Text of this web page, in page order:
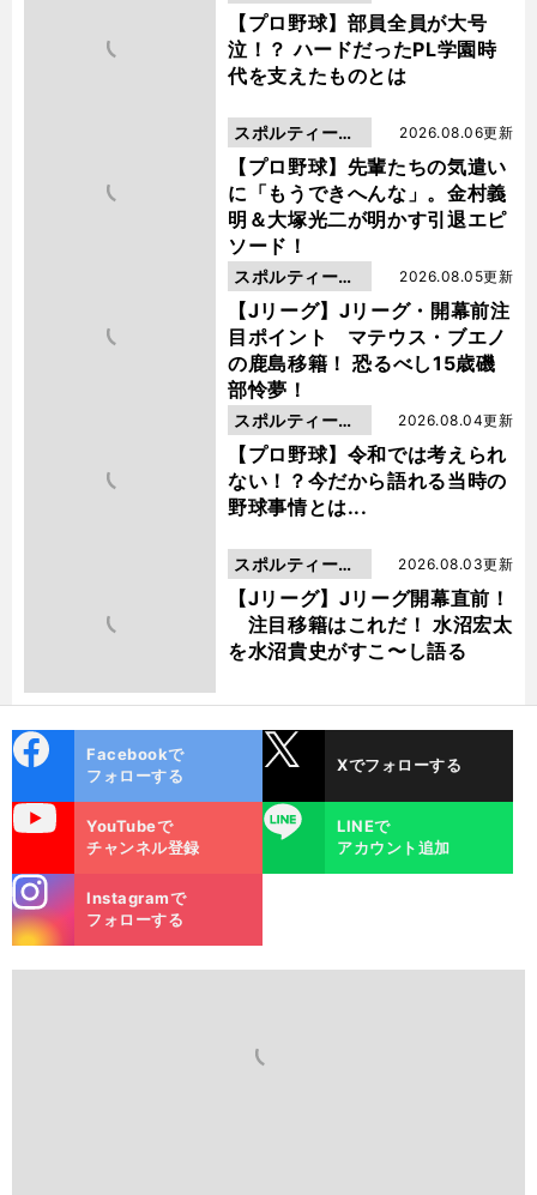
【プロ野球】部員全員が大号
泣！？ ハードだったPL学園時
代を支えたものとは
動画
【プロ野球】先輩たちの気遣い
に「もうできへんな」。金村義
明＆大塚光二が明かす引退エピ
ソード！
2026.08.06更新
スポルティーバ
動画
【Jリーグ】Jリーグ・開幕前注
目ポイント マテウス・ブエノ
の鹿島移籍！ 恐るべし15歳磯
部怜夢！
2026.08.05更新
スポルティーバ
動画
【プロ野球】令和では考えられ
ない！？今だから語れる当時の
野球事情とは...
2026.08.04更新
スポルティーバ
動画
【Jリーグ】Jリーグ開幕直前！
注目移籍はこれだ！ 水沼宏太
を水沼貴史がすこ〜し語る
2026.08.03更新
スポルティーバ
動画
ok
Facebookで
フォローする
Xでフォローする
YouTubeで
チャンネル登録
LINE
LINEで
アカウント追加
m
Instagramで
フォローする